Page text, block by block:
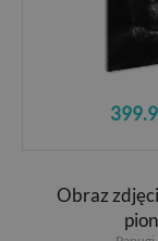
Obraz